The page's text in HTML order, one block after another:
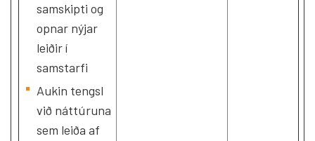
samskipti og
opnar nýjar
leiðir í
samstarfi
Aukin tengsl
við náttúruna
sem leiða af